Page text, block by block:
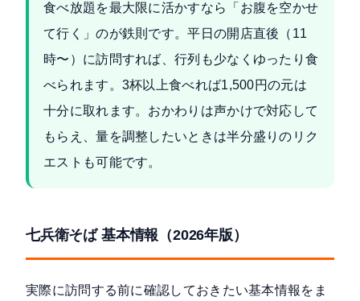
食べ放題を最大限に活かすなら「お腹を空かせ
て行く」のが鉄則です。平日の開店直後（11
時〜）に訪問すれば、行列も少なくゆったり食
べられます。3杯以上食べれば1,500円の元は
十分に取れます。おかわりは声かけで対応して
もらえ、量を調整したいときは半分盛りのリク
エストも可能です。
七兵衛そば 基本情報（2026年版）
実際に訪問する前に確認しておきたい基本情報をま